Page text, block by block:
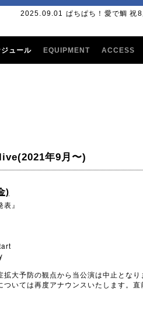
2025.09.01 ぱちぱち！愛で鯛 祝8
ュール EQUIPMENT ACCESS
年9月〜)
)
表』
拡大予防の観点から当公演は中止となり
ついては再度アナウンスいたします。直